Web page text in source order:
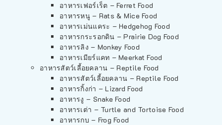
อาหารเฟอร์เร็ต – Ferret Food
อาหารหนู – Rats & Mice Food
อาหารเม่นแคระ – Hedgehog Food
อาหารกระรอกดิน – Prairie Dog Food
อาหารลิง – Monkey Food
อาหารเมียร์แคท – Meerkat Food
อาหารสัตว์เลี้อยคลาน – Reptile Food
อาหารสัตว์เลี้อยคลาน – Reptile Food
อาหารกิ้งก่า – Lizard Food
อาหารงู – Snake Food
อาหารเต่า – Turtle and Tortoise Food
อาหารกบ – Frog Food